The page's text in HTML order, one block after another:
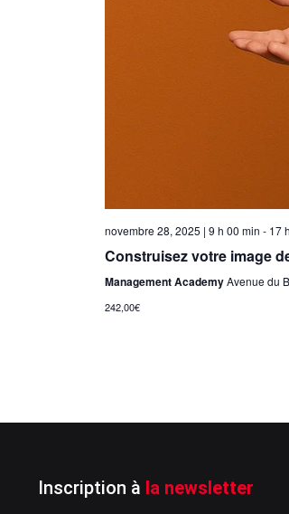
novembre 28, 2025 | 9 h 00 min - 17
Construisez votre image
Management AcademyAvenue du
242,00€
Inscription à la newsletter